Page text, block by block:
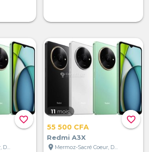
favorite_border
Mermoz-Sacré Coeur, Dakar, Sénégal
favorite_border
11 mois
55 500 CFA
Redmi A3X
location_on
Mermoz-Sacré Coeur, Dakar, Sénégal